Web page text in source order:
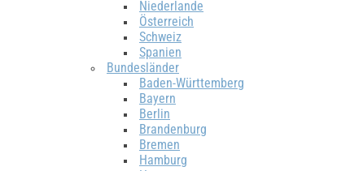
Niederlande
Österreich
Schweiz
Spanien
Bundesländer
Baden-Württemberg
Bayern
Berlin
Brandenburg
Bremen
Hamburg